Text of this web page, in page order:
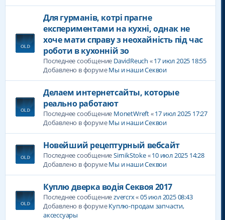
Для гурманів, котрі прагне
експериментами на кухні, однак не
хоче мати справу з неохайність під час
роботи в кухонній зо
Последнее сообщение DavidReuch «17 июл 2025 18:55
Добавлено в форумеМы и наши Секвои
Делаем интернетсайты, которые
реально работают
Последнее сообщение MonetWreft«17 июл 2025 17:27
Добавлено в форумеМы и наши Секвои
Новейший рецептурный вебсайт
Последнее сообщениеSirnikStoke«10 июл 2025 14:28
Добавлено в форумеМы и наши Секвои
Куплю дверка водія Секвоя 2017
Последнее сообщениеzvercrx«05 июл 2025 08:43
Добавлено в форумеКуплю-продам запчасти,
аксессуары